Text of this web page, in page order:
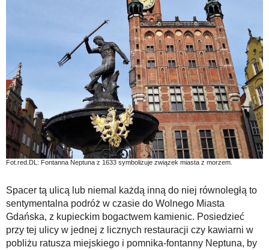
Fot.red.DL: Fontanna Neptuna z 1633 symbolizuje związek miasta z morzem.
Spacer tą ulicą lub niemal każdą inną do niej równoległą to
sentymentalna podróż w czasie do Wolnego Miasta
Gdańska, z kupieckim bogactwem kamienic. Posiedzieć
przy tej ulicy w jednej z licznych restauracji czy kawiarni w
pobliżu ratusza miejskiego i pomnika-fontanny Neptuna, by